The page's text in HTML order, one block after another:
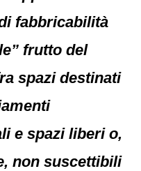
fabbricabilità
frutto del
spazi destinati
e spazi liberi o,
non suscettibili